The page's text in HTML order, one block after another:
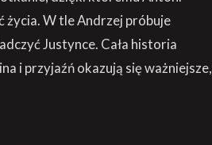
życia. W tle Andrzej próbuje
Justynce. Cała historia
i przyjaźń okazują się ważniejsze,